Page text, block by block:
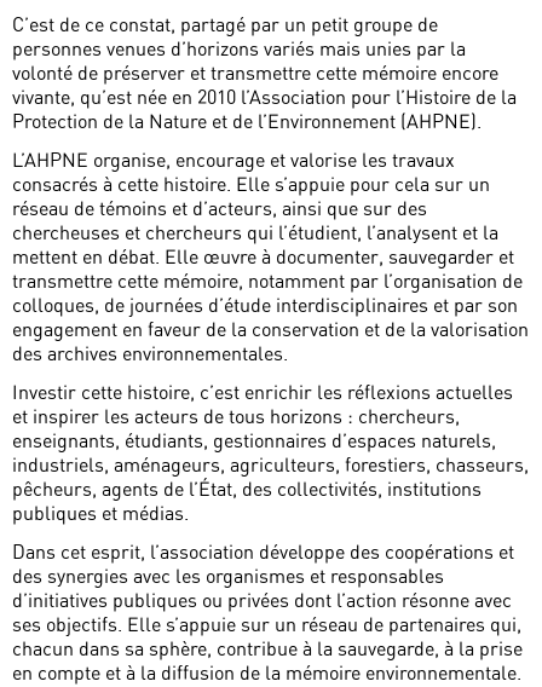
C’est de ce constat, partagé par un petit groupe de
personnes venues d’horizons variés mais unies par la
volonté de préserver et transmettre cette mémoire encore
vivante, qu’est née en 2010 l’Association pour l’Histoire de la
Protection de la Nature et de l’Environnement (AHPNE).
L’AHPNE organise, encourage et valorise les travaux
consacrés à cette histoire. Elle s’appuie pour cela sur un
réseau de témoins et d’acteurs, ainsi que sur des
chercheuses et chercheurs qui l’étudient, l’analysent et la
mettent en débat. Elle œuvre à documenter, sauvegarder et
transmettre cette mémoire, notamment par l’organisation de
colloques, de journées d’étude interdisciplinaires et par son
engagement en faveur de la conservation et de la valorisation
des archives environnementales.
Investir cette histoire, c’est enrichir les réflexions actuelles
et inspirer les acteurs de tous horizons : chercheurs,
enseignants, étudiants, gestionnaires d’espaces naturels,
industriels, aménageurs, agriculteurs, forestiers, chasseurs,
pêcheurs, agents de l’État, des collectivités, institutions
publiques et médias.
Dans cet esprit, l’association développe des coopérations et
des synergies avec les organismes et responsables
d’initiatives publiques ou privées dont l’action résonne avec
ses objectifs. Elle s’appuie sur un réseau de partenaires qui,
chacun dans sa sphère, contribue à la sauvegarde, à la prise
en compte et à la diffusion de la mémoire environnementale.